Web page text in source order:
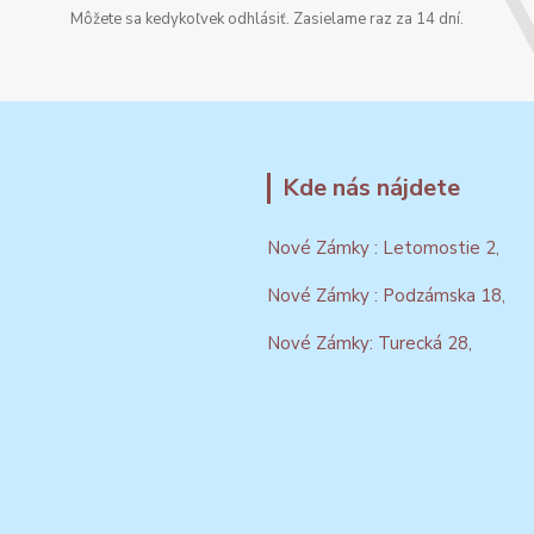
Môžete sa kedykoľvek odhlásiť. Zasielame raz za 14 dní.
Kde nás nájdete
Nové Zámky : Letomostie 2,
Nové Zámky : Podzámska 18,
Nové Zámky: Turecká 28,